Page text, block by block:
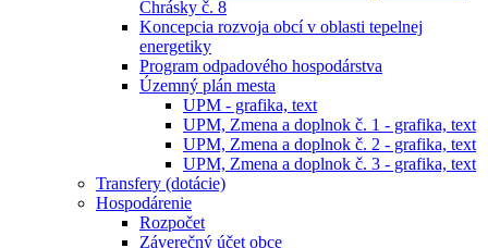
Chrásky č. 8
Koncepcia rozvoja obcí v oblasti tepelnej
energetiky
Program odpadového hospodárstva
Územný plán mesta
UPM - grafika, text
UPM, Zmena a doplnok č. 1 - grafika, text
UPM, Zmena a doplnok č. 2 - grafika, text
UPM, Zmena a doplnok č. 3 - grafika, text
Transfery (dotácie)
Hospodárenie
Rozpočet
Záverečný účet obce